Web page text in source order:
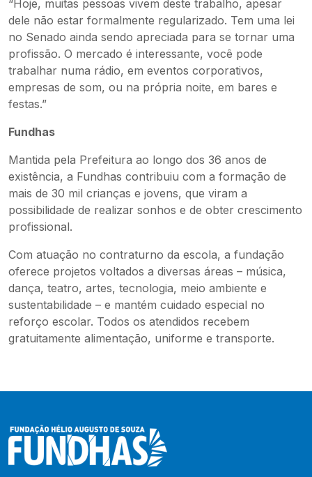
“Hoje, muitas pessoas vivem deste trabalho, apesar
dele não estar formalmente regularizado. Tem uma lei
no Senado ainda sendo apreciada para se tornar uma
profissão. O mercado é interessante, você pode
trabalhar numa rádio, em eventos corporativos,
empresas de som, ou na própria noite, em bares e
festas.”
Fundhas
Mantida pela Prefeitura ao longo dos 36 anos de
existência, a Fundhas contribuiu com a formação de
mais de 30 mil crianças e jovens, que viram a
possibilidade de realizar sonhos e de obter crescimento
profissional.
Com atuação no contraturno da escola, a fundação
oferece projetos voltados a diversas áreas – música,
dança, teatro, artes, tecnologia, meio ambiente e
sustentabilidade – e mantém cuidado especial no
reforço escolar. Todos os atendidos recebem
gratuitamente alimentação, uniforme e transporte.